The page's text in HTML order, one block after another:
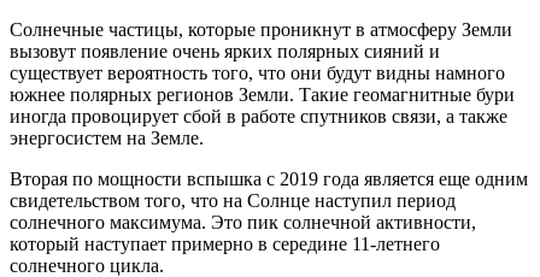
Солнечные частицы, которые проникнут в атмосферу Земли
вызовут появление очень ярких полярных сияний и
существует вероятность того, что они будут видны намного
южнее полярных регионов Земли. Такие геомагнитные бури
иногда провоцирует сбой в работе спутников связи, а также
энергосистем на Земле.
Вторая по мощности вспышка с 2019 года является еще одним
свидетельством того, что на Солнце наступил период
солнечного максимума. Это пик солнечной активности,
который наступает примерно в середине 11-летнего
солнечного цикла.